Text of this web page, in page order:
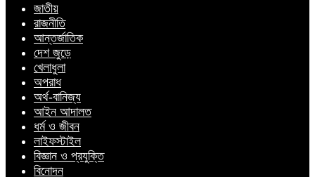
জাতীয়
রাজনীতি
আন্তর্জাতিক
দেশ জুড়ে
খেলাধুলা
অপরাধ
অর্থ-বানিজ্য
আইন আদালত
ধর্ম ও জীবন
লাইফস্টাইল
বিজ্ঞান ও প্রযুক্তি
বিনোদন